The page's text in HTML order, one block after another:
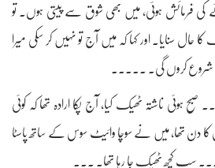
کی فرمائش ہوئی، میں بھی شوق سے پیتی ہوں۔ تو
حال سنایا۔ اور کہا کہ میں آج تو نہیں کر سکی میرا
شروع کروں گی۔ ۔۔۔۔۔
ہوئی ناشتہ ٹھیک کیا، آج پکا ارادہ تھا کہ کوئی
دن تھا، میں نے سوچا وائیٹ سوس کے ساتھ پاسٹا
۔۔۔ سب کچھ ٹھیک جا رہا تھا۔ ۔۔۔